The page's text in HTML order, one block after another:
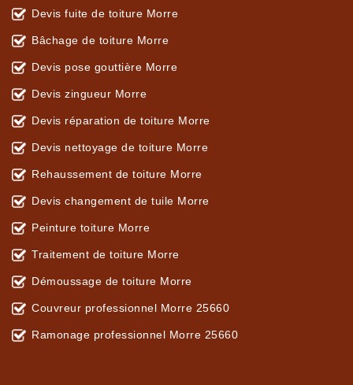
Devis fuite de toiture Morre
Bâchage de toiture Morre
Devis pose gouttière Morre
Devis zingueur Morre
Devis réparation de toiture Morre
Devis nettoyage de toiture Morre
Rehaussement de toiture Morre
Devis changement de tuile Morre
Peinture toiture Morre
Traitement de toiture Morre
Démoussage de toiture Morre
Couvreur professionnel Morre 25660
Ramonage professionnel Morre 25660